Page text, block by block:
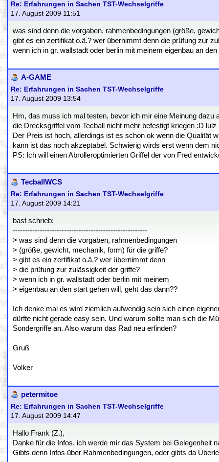
Re: Erfahrungen in Sachen TST-Wechselgriffe
17. August 2009 11:51
was sind denn die vorgaben, rahmenbedingungen (größe,
gibt es ein zertifikat o.ä.? wer übernimmt denn die prüfung zur
wenn ich in gr. wallstadt oder berlin mit meinem eigenbau an
A-GAME
Re: Erfahrungen in Sachen TST-Wechselgriffe
17. August 2009 13:54
Hm, das muss ich mal testen, bevor ich mir eine Meinung
die Drecksgriffel vom Tecball nicht mehr befestigt kriegen :D lulz
Der Preis ist hoch, allerdings ist es schon ok wenn die Qualität
kann ist das noch akzeptabel. Schwierig wirds erst wenn dem
PS: Ich will einen Abrolleroptimierten Griffel der von Fred
TecballWCS
Re: Erfahrungen in Sachen TST-Wechselgriffe
17. August 2009 14:21
bast schrieb:
-------------------------------------------------------
> was sind denn die vorgaben, rahmenbedingungen
> (größe, gewicht, mechanik, form) für die griffe?
> gibt es ein zertifikat o.ä.? wer übernimmt denn
> die prüfung zur zulässigkeit der griffe?
> wenn ich in gr. wallstadt oder berlin mit meinem
> eigenbau an den start gehen will, geht das dann??
Ich denke mal es wird ziemlich aufwendig sein sich einen
dürfte nicht gerade easy sein. Und warum sollte man sich die
Sondergriffe an. Also warum das Rad neu erfinden?
Gruß
Volker
petermitoe
Re: Erfahrungen in Sachen TST-Wechselgriffe
17. August 2009 14:47
Hallo Frank (Z.),
Danke für die Infos, ich werde mir das System bei Gelegenheit
Gibts denn Infos über Rahmenbedingungen, oder gibts da